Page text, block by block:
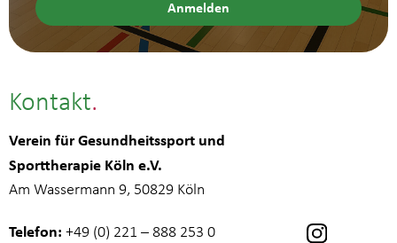
Kontakt
Verein für Gesundheitssport und
Sporttherapie Köln e.V.
Am Wassermann 9, 50829 Köln
Telefon: +49 (0) 221 – 888 253 0